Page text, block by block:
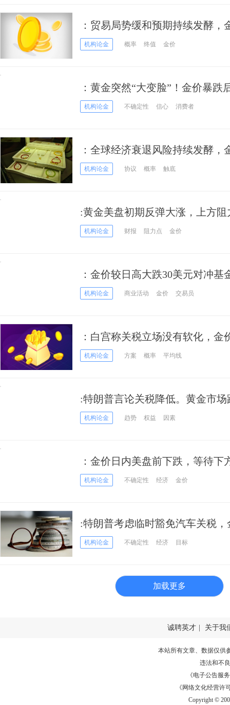
：贸易局势缓和预期持续发酵
势机构论金 概率 终值 金价
：黄金突然“大变脸”！金价暴跌
机构论金 不确定性 信心 消费者
：全球经济衰退风险持续发酵
高机构论金 协议 概率 触底
:黄金美盘初期反弹大涨，上方
机构论金 财报 阻力点 金价
：金价较日高大跌30美元对冲
机构论金 商业活动 金价 交易员
：白宫称关税立场没有软化，金
机构论金 方案 概率 平均线
:特朗普言论关税降低。黄金市
机构论金 趋势 权益 因素
：金价日内美盘前下跌，等待下
机构论金 不确定性 经济 金价
:特朗普考虑临时豁免汽车关税
机构论金 不确定性 经济 目标
加载更多
诚聘英才 关于我
本站所有文章、数据仅供
违法和不
《电子公告服务
《网络文化经营许
Copyright ©